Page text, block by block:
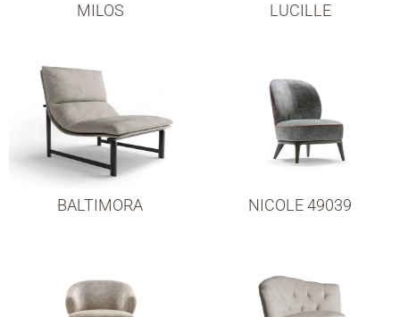
MILOS LUCILLE
BALTIMORA NICOLE 49039